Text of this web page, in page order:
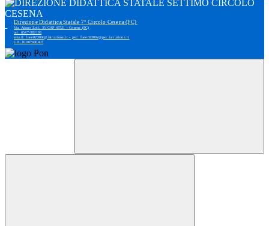
Direzione Didattica Statale 7° Circolo Cesena (FC)
Via Adone Zoli, 35 CAP 47521 - Cesena (FC)
tel: 0547-383193
email: foee02300r@istruzione.it - pec: foee02300r@pec.istruzione.it
C.F. 81007690407